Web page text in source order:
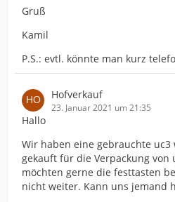
Gruß
Kamil
P.S.: evtl. könnte man kurz
Hofverkauf
23. Januar 2021 um 21:35
Hallo
Wir haben eine gebrauchte uc3
gekauft für die Verpackung von
möchten gerne die festtasten
nicht weiter. Kann uns jemand